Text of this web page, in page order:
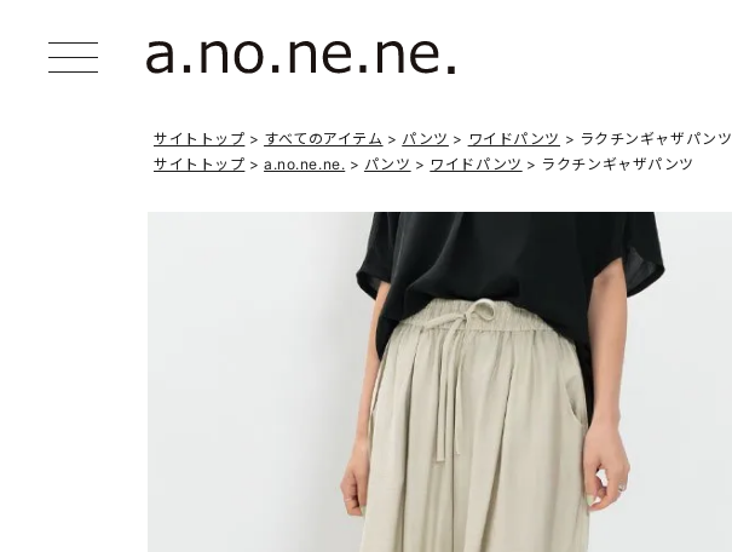
サイトトップ すべてのアイテム パンツ ワイドパンツ
ラクチンギャザパンツ
サイトトップ
a.no.ne.ne. パンツ ワイドパンツ ラクチンギャザパンツ